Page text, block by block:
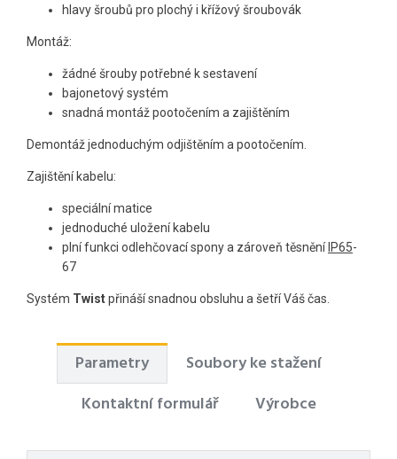
hlavy šroubů pro plochý i křížový šroubovák
Montáž:
žádné šrouby potřebné k sestavení
bajonetový systém
snadná montáž pootočením a zajištěním
Demontáž jednoduchým odjištěním a pootočením.
Zajištění kabelu:
speciální matice
jednoduché uložení kabelu
plní funkci odlehčovací spony a zároveň těsnění IP65-
67
Systém Twistpřináší snadnou obsluhu a šetří Váš čas.
Parametry
Soubory ke stažení
Kontaktní formulář
Výrobce